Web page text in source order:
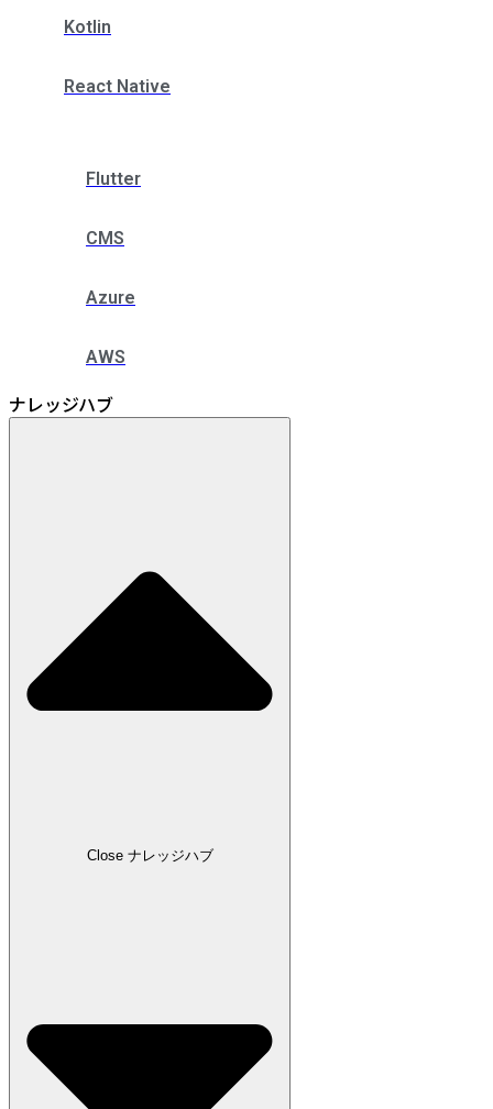
Kotlin
React Native
Flutter
CMS
Azure
AWS
ナレッジハブ
Close ナレッジハブ